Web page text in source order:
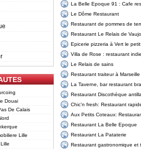
Douai
De Calais
Lille
La Belle Epoque 91 : Cafe
Le Dôme Restaurant
Restaurant de pommes de
Restaurant Le Relais de
Epicerie pizzeria à Vert le
Villa de Rose : restaurant
Le Relais de sains
Restaurant traiteur à Marseille
La Taverne, bar restaurant
Restaurant Discothèque
Chic'n fresh: Restaurant
Aux Petits Coteaux:
Restaurant La Belle Epoque
Restaurant La Pataterie
Restaurant gastronomique et